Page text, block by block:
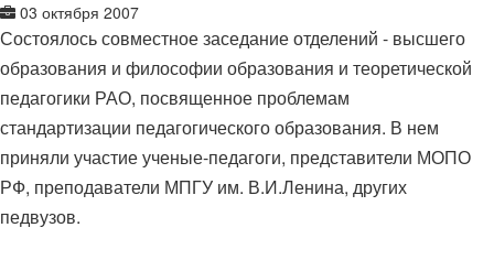
03 октября 2007
Состоялось совместное заседание отделений - высшего
образования и философии образования и теоретической
педагогики РАО, посвященное проблемам
стандартизации педагогического образования. В нем
приняли участие ученые-педагоги, представители МОПО
РФ, преподаватели МПГУ им. В.И.Ленина, других
педвузов.